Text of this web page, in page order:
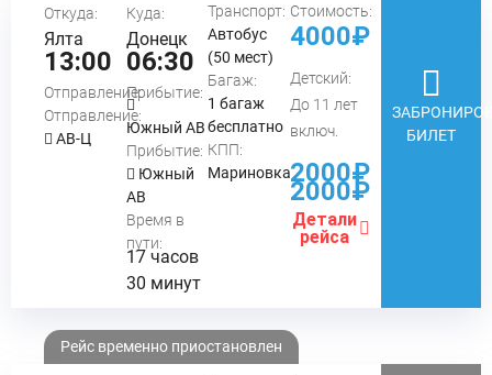
Откуда:
Ялта
13:00
Отправление:
Отправление:
АВ-Ц
Куда:
Донецк
06:30
Прибытие:
Южный АВ
Прибытие:
Южный
АВ
Время в
пути:
17 часов
30 минут
Транспорт:
Автобус
(50 мест)
Багаж:
1 багаж
бесплатно
КПП:
Мариновка
Стоимость:
4000₽
Детский:
До 11 лет
включ.
2000₽
2000₽
Детали
рейса
БИЛЕТ
Рейс временно приостановлен